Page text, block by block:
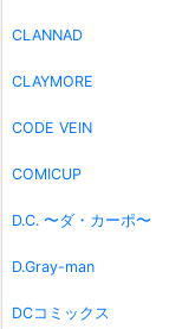
CLANNAD
CLAYMORE
CODE VEIN
COMICUP
D.C. 〜ダ・カーポ〜
D.Gray-man
DCコミックス